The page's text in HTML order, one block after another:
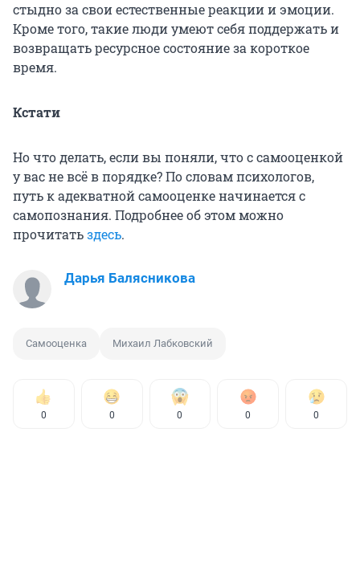
стыдно за свои естественные реакции и эмоции.
Кроме того, такие люди умеют себя поддержать и
возвращать ресурсное состояние за короткое
время.
Кстати
Но что делать, если вы поняли, что с самооценкой
у вас не всё в порядке? По словам психологов,
путь к адекватной самооценке начинается с
самопознания. Подробнее об этом можно
прочитатьздесь.
Дарья Балясникова
Самооценка Михаил Лабковский
0 0 0 0 0